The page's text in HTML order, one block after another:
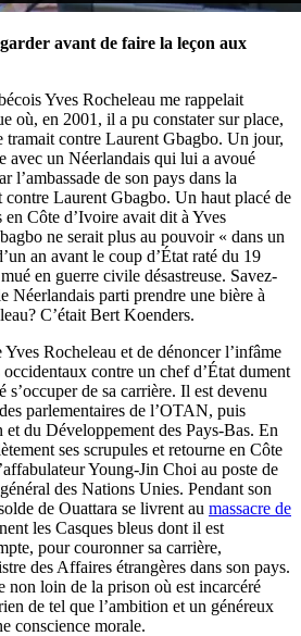
avant de faire la leçon aux
Yves Rocheleau me rappelait
où, en 2001, il a pu constater sur place,
tramait contre Laurent Gbagbo. Un jour,
avec un Néerlandais qui lui a avoué
l’ambassade de son pays dans la
contre Laurent Gbagbo. Un haut placé de
en Côte d’Ivoire avait dit à Yves
ne serait plus au pouvoir « dans un
an avant le coup d’État raté du 19
en guerre civile désastreuse. Savez-
Néerlandais parti prendre une bière à
C’était Bert Koenders.
Rocheleau et de dénoncer l’infâme
contre un chef d’État dument
de sa carrière. Il est devenu
parlementaires de l’OTAN, puis
du Développement des Pays-Bas. En
ses scrupules et retourne en Côte
Young-Jin Choi au poste de
des Nations Unies. Pendant son
de Ouattara se livrent au massacre de
les Casques bleus dont il est
pour couronner sa carrière,
des Affaires étrangères dans son pays.
non loin de la prison où est incarcéré
de tel que l’ambition et un généreux
conscience morale.